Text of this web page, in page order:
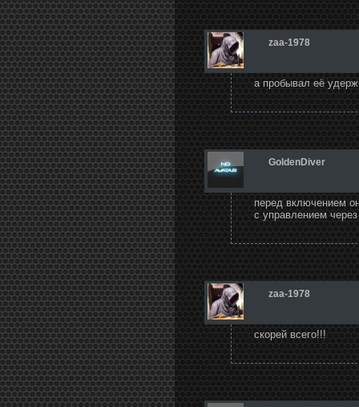
zaa-1978
а пробывал её
GoldenDiver
перед включением
с управлением
zaa-1978
скорей всего!!!